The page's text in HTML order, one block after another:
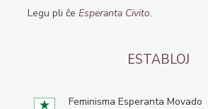
Legu pli ĉe Esperanta Civito.
ESTABLOJ
Feminisma Esperanta Movado